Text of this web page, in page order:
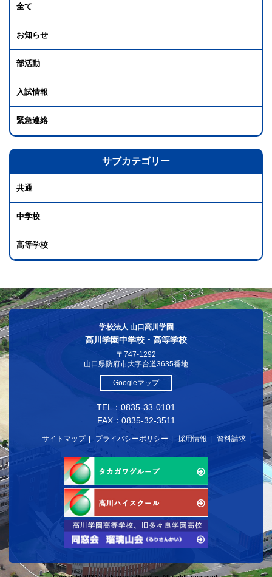
全て
お知らせ
部活動
入試情報
緊急連絡
サブカテゴリー
共通
中学校
高等学校
学校法人 山口高川学園
高川学園中学校・高等学校
〒747-1292
山口県防府市大字台道3635番地
Googleマップ
TEL：0835-33-0101
FAX：0835-32-3511
サイトマップ プライバシーポリシー 採用情報 資料請求